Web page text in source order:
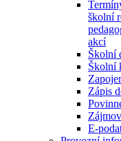
školní
akcí
Školní
Školní
Zápis
E-